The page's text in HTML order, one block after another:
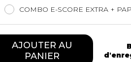
Violoncelle
COMBO E-SCORE EXTRA +
AJOUTER AU
PANIER